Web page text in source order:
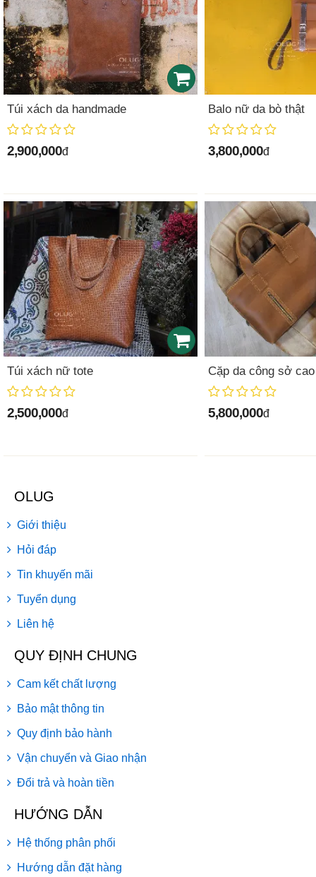
Túi xách da handmade
2,900,000đ
Balo nữ da bò thật
3,800,000đ
Túi xách nữ tote
2,500,000đ
Cặp da công sở
5,800,000đ
OLUG
Giới thiệu
Hỏi đáp
Tin khuyến mãi
Tuyển dụng
Liên hệ
QUY ĐỊNH CHUNG
Cam kết chất lượng
Bảo mật thông tin
Quy định bảo hành
Vận chuyển và Giao nhận
Đổi trả và hoàn tiền
HƯỚNG DẪN
Hệ thống phân phối
Hướng dẫn đặt hàng